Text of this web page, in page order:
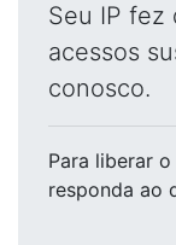
Seu IP fez
acessos
conosco.
Para liberar o
responda ao